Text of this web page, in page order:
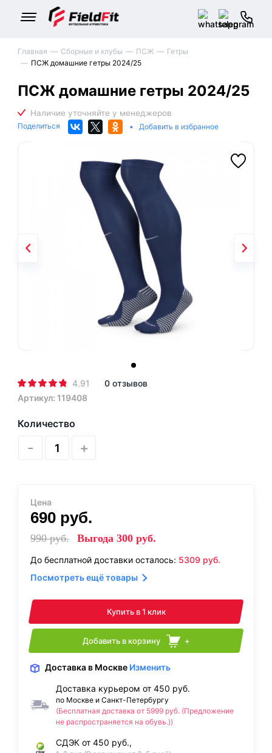
Главная Сборные и клубы ПСЖ
Гетры
ПСЖ домашние гетры 2024/25
ПСЖ домашние гетры 2024/25
Поделиться • Добавить в избранное
4.91
0 отзывов
Артикул: 119408
Количество
- +
Цена
690 руб.
990руб. Выгода 300 руб.
До бесплатной доставки осталось: 5309 руб.
Посмотреть ещё товары
Купить в 1 клик
Добавить в корзину +
Доставка в Москве Изменить
Доставка курьером от 450 руб.
по Москве и Санкт-Петербургу
(Бесплатная доставка от 5999 руб. (Предложение
не распространяется на обувь.))
СДЭК от 450 руб.,